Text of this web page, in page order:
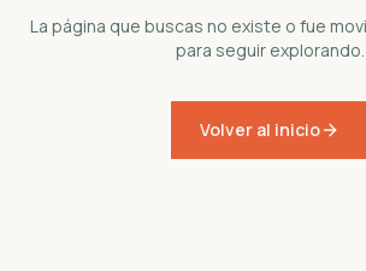
La página que buscas no existe o fue
para seguir explorando.
Volver al inicio